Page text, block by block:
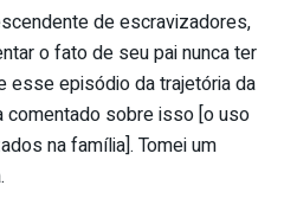
de escravizadores,
o fato de seu pai nunca ter
esse episódio da trajetória da
comentado sobre isso [o uso
na família]. Tomei um